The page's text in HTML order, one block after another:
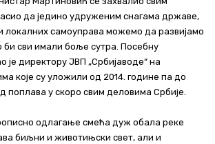
да једино удруженим снагама државе,
локалних самоуправа можемо да развијамо
би сви имали боље сутра. Посебну
је директору ЈВП „Србијаводе“ на
које су уложили од 2014. године па до
поплава у скоро свим деловима Србије.
одлагање смећа дуж обала реке
биљни и животињски свет, али и